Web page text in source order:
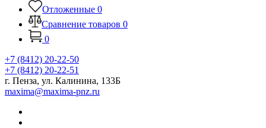
Отложенные 0
Сравнение товаров 0
0
+7 (8412) 20-22-50
+7 (8412) 20-22-51
г. Пенза, ул. Калинина, 133Б
maxima@maxima-pnz.ru